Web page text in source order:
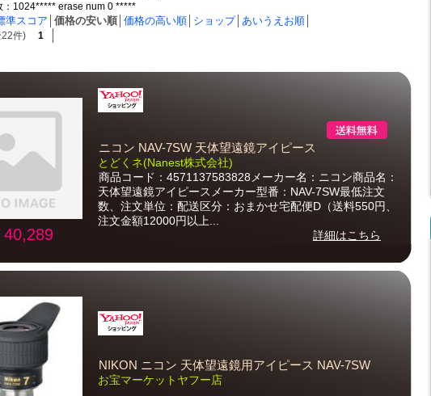
：1024***** erase num 0 *****
準スコア 価格の安い順 価格の高い順 ショップ│ あいうえお順
件) 1
40,289
ニコン NAV-7SW 天体望遠鏡アイピース
とどくネ(Nanest株式会社)
商品コード：4571137583828メーカー名：ニコン商品名：
天体望遠鏡アイピースメーカー型番：NAV-7SW最低注文
数、注文単位：配送区分：おまかせ宅配便D（送料550円、
注文金額12000円以上...
詳細はこちら
NIKON ニコン 天体望遠鏡用アイピース NAV-7SW
お宝マーケットヤフー店